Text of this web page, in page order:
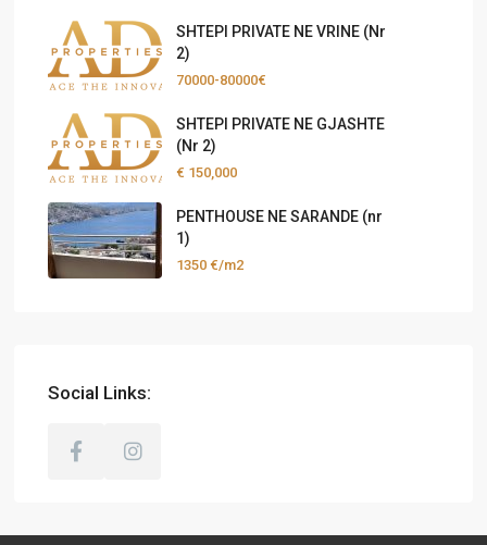
SHTEPI PRIVATE NE VRINE (Nr
2)
70000-80000€
SHTEPI PRIVATE NE GJASHTE
(Nr 2)
€ 150,000
PENTHOUSE NE SARANDE (nr
1)
1350 €/m2
Social Links: